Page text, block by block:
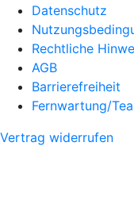
Datenschutz
Rechtliche
AGB
Barrierefreiheit
Fernwartung/
Vertrag widerrufen